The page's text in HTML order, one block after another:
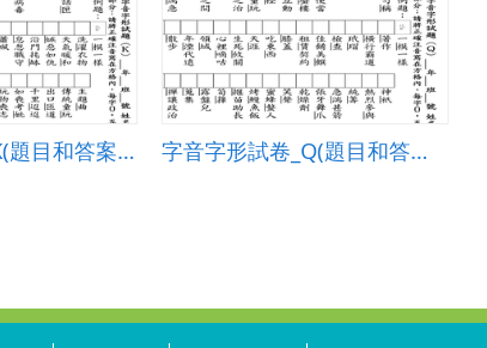
字音字形試卷_K(題目和答案卷) 字音字形試卷_Q(題目和答案卷)